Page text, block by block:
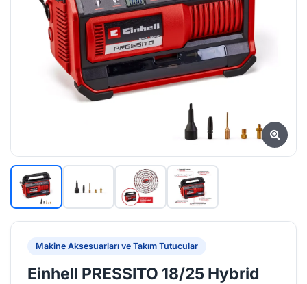
Makine Aksesuarları ve Takım Tutucular
Einhell PRESSITO 18/25 Hybrid